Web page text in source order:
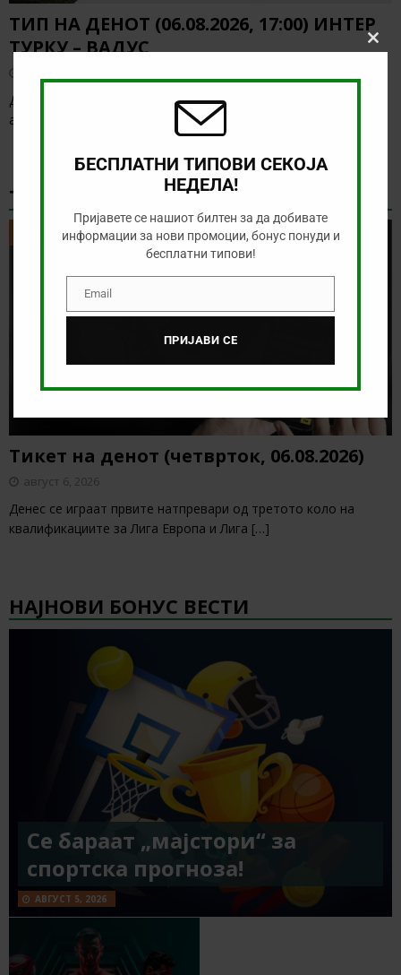
ТИП НА ДЕНОТ (06.08.2026, 17:00) ИНТЕР
ТУРКУ – ВАДУС
Денес има солидна понуда за обложување, а ние ќе го
анализираме дуелот од Конференциската лига
ТИКЕТ НА ДЕНОТ
ТИКЕТ НА ДЕНОТ
Тикет на денот (четврток, 06.08.2026)
август 6, 2026
Денес се играат првите натпревари од третото коло на
квалификациите за Лига Европа и Лига […]
НАЈНОВИ БОНУС ВЕСТИ
Се бараат „мајстори“ за
спортска прогноза!
АВГУСТ 5, 2026
Close
БЕСПЛАТНИ ТИПОВИ СЕКОЈА
НЕДЕЛА!
Пријавете се нашиот билтен за да добивате
информации за нови промоции, бонус понуди и
бесплатни типови!
EmailEmail
ПРИЈАВИ СЕ